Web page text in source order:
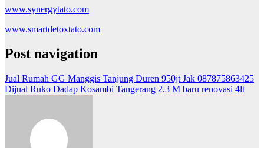
www.synergytato.com
www.smartdetoxtato.com
Post navigation
Jual Rumah GG Manggis Tanjung Duren 950jt Jak 087875863425
Dijual Ruko Dadap Kosambi Tangerang 2.3 M baru renovasi 4lt